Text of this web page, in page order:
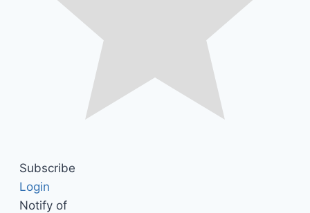
Subscribe
Login
Notify of